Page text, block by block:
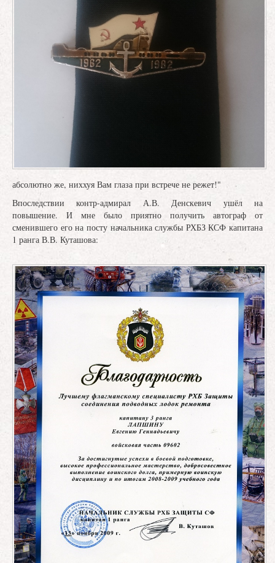
абсолютно же, ниххуя Вам глаза при встрече не режет!"
Впоследствии контр-адмирал А.В. Денскевич ушёл на
повышение. И мне было приятно получить автограф от
сменившего его на посту начальника службы РХБЗ КСФ капитана
1 ранга В.В. Куташова: